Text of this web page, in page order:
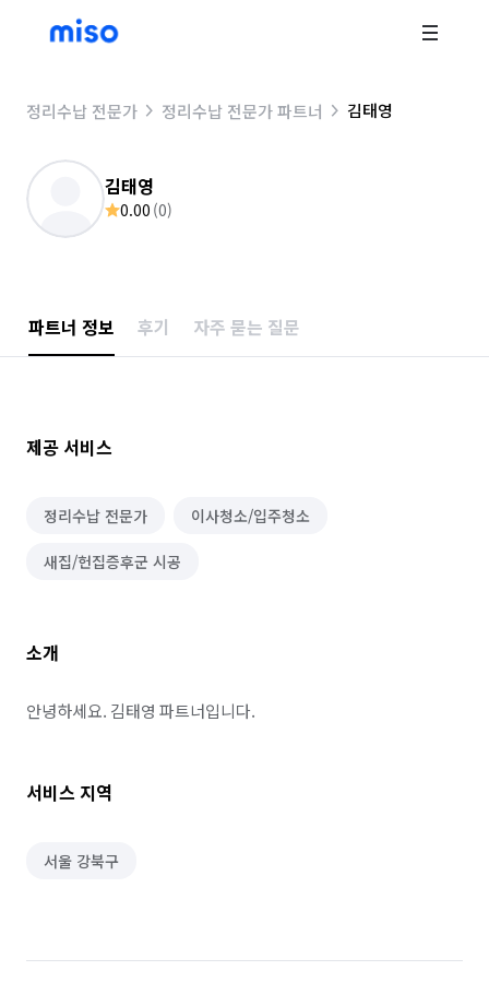
정리수납 전문가 정리수납 전문가 파트너 김태영
김태영
0.00 (0)
파트너 정보 후기 자주 묻는 질문
제공 서비스
정리수납 전문가 이사청소/입주청소
새집/헌집증후군 시공
소개
안녕하세요. 김태영 파트너입니다.
서비스 지역
서울 강북구